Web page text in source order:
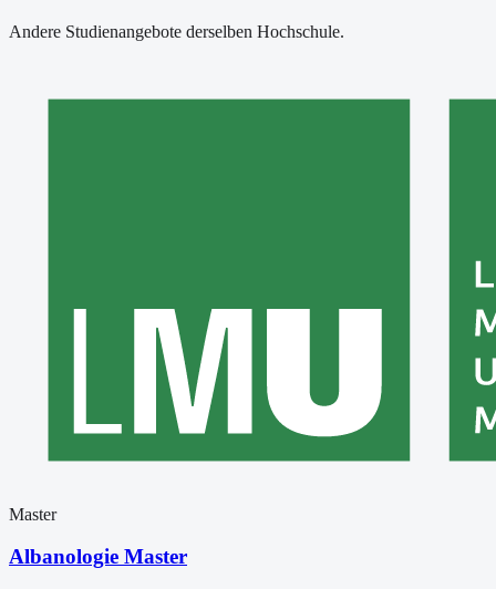
Andere Studienangebote derselben Hochschule.
Master
Albanologie Master